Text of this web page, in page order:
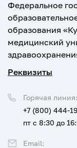
Федеральное
образования
медицинский
Реквизиты
Горячая линия:
+7 (800) 444-
пт с 8:30 до
Email: